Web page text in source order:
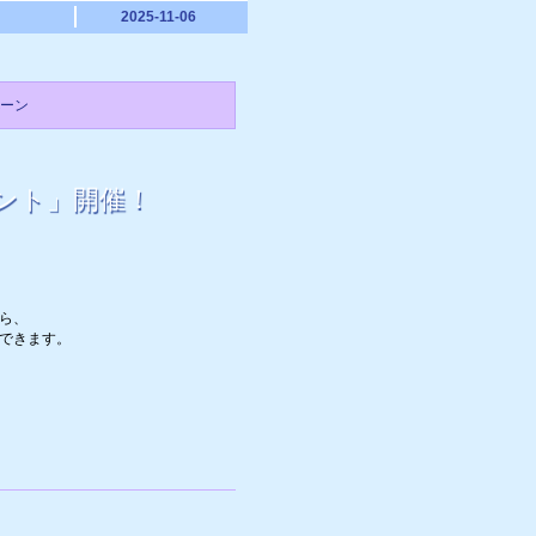
2025-11-06
ン
ト」開催！
、
きます。